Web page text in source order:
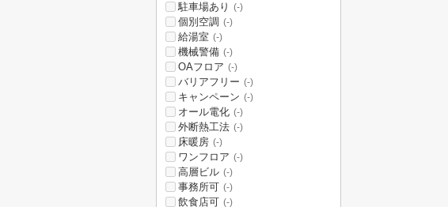
駐車場あり (-)
個別空調 (-)
給湯室 (-)
機械警備 (-)
OAフロア (-)
バリアフリー (-)
キャンペーン (-)
オール電化 (-)
外断熱工法 (-)
床暖房 (-)
ワンフロア (-)
高層ビル (-)
事務所可 (-)
飲食店可 (-)